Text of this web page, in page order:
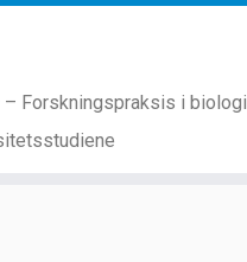
– Forskningspraksis i biologi